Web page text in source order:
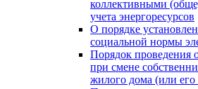
коллективными
учета энергоресурсов
О порядке
социальной нормы
Порядок проведения
при смене
жилого дома (или его